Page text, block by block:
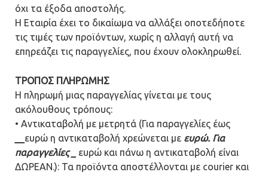
όχι τα έξοδα αποστολής.
Η Εταιρία έχει το δικαίωμα να αλλάξει οποτεδήποτε
τις τιμές των προϊόντων, χωρίς η αλλαγή αυτή να
επηρεάζει τις παραγγελίες, που έχουν ολοκληρωθεί.
ΤΡΟΠΟΣ ΠΛΗΡΩΜΗΣ
Η πληρωμή μιας παραγγελίας γίνεται με τους
ακόλουθους τρόπους:
• Αντικαταβολή με μετρητά (Για παραγγελίες έως
ευρώ η αντικαταβολή χρεώνεται με ευρώ. Για
παραγγελίες
ευρώ και πάνω η αντικαταβολή είναι
ΔΩΡΕΑΝ.): Τα προϊόντα αποστέλλονται με courier και